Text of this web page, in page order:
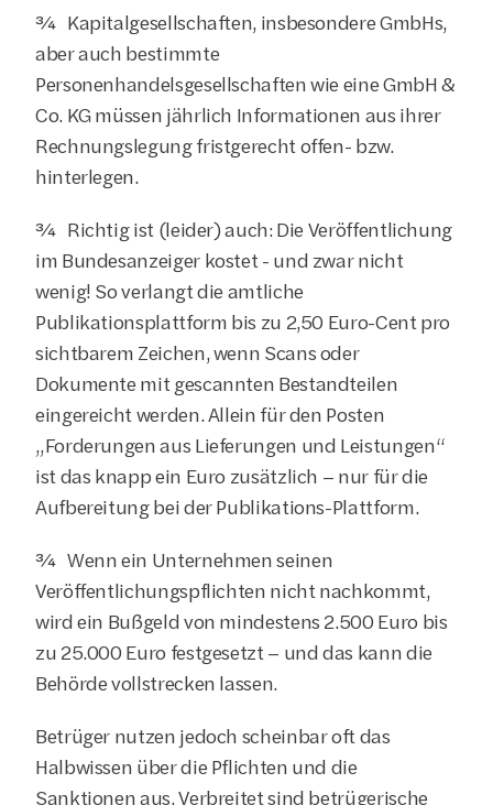
¾  Kapitalgesellschaften, insbesondere GmbHs,
aber auch bestimmte
Personenhandelsgesellschaften wie eine GmbH &
Co. KG müssen jährlich Informationen aus ihrer
Rechnungslegung fristgerecht offen- bzw.
hinterlegen.
¾  Richtig ist (leider) auch: Die Veröffentlichung
im Bundesanzeiger kostet - und zwar nicht
wenig! So verlangt die amtliche
Publikationsplattform bis zu 2,50 Euro-Cent pro
sichtbarem Zeichen, wenn Scans oder
Dokumente mit gescannten Bestandteilen
eingereicht werden. Allein für den Posten
„Forderungen aus Lieferungen und Leistungen“
ist das knapp ein Euro zusätzlich – nur für die
Aufbereitung bei der Publikations-Plattform.
¾  Wenn ein Unternehmen seinen
Veröffentlichungspflichten nicht nachkommt,
wird ein Bußgeld von mindestens 2.500 Euro bis
zu 25.000 Euro festgesetzt – und das kann die
Behörde vollstrecken lassen.
Betrüger nutzen jedoch scheinbar oft das
Halbwissen über die Pflichten und die
Sanktionen aus. Verbreitet sind betrügerische